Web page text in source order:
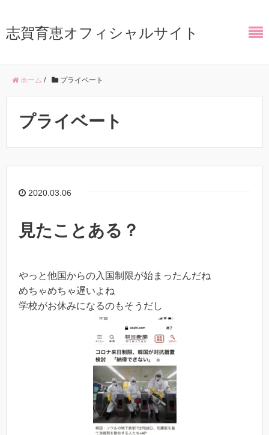
志賀育恵オフィシャルサイト
ホーム / プライベート
プライベート
2020.03.06
見たことある？
やっと他国からの入国制限が始まったんだね
めちゃめちゃ遅いよね
学校がお休みになるのもそうだし